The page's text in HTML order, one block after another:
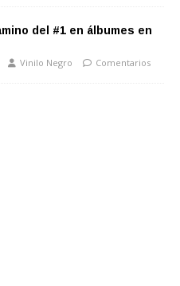
del #1 en álbumes en
Vinilo Negro
Comentarios